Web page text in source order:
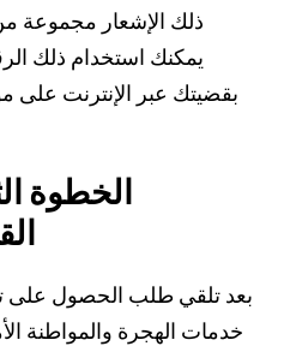
ذلك الإشعار مجموعة
يمكنك استخدام ذلك
بقضيتك عبر الإنترنت على
الخطوة
بعد تلقي طلب الحصول على
خدمات الهجرة والمواطنة